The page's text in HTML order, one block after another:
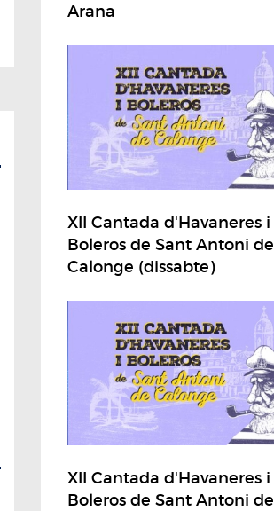
Arana
XII Cantada d'Havaneres i
Boleros de Sant Antoni de
Calonge (dissabte)
XII Cantada d'Havaneres i
Boleros de Sant Antoni de